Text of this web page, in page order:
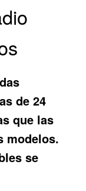
de 24
que las
modelos.
se